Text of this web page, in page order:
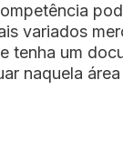
variados
tenha um
naquela